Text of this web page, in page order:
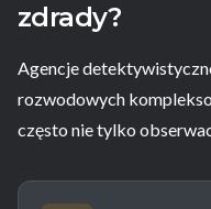
zdrady?
Agencje
rozwodowych
często nie tylko